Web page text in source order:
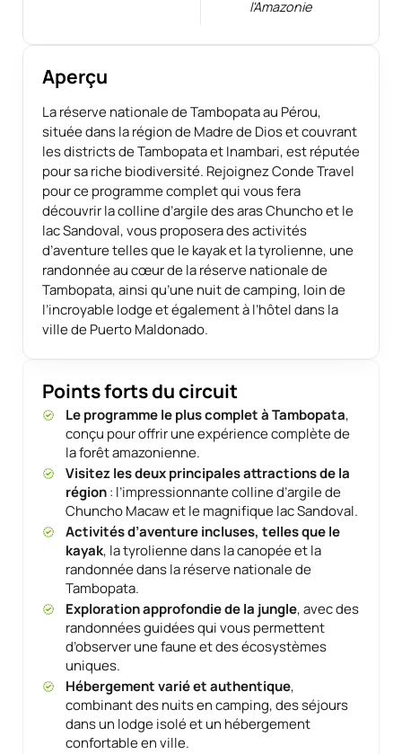
l'Amazonie
Aperçu
La réserve nationale de Tambopata au Pérou,
située dans la région de Madre de Dios et couvrant
les districts de Tambopata et Inambari, est réputée
pour sa riche biodiversité. Rejoignez Conde Travel
pour ce programme complet qui vous fera
découvrir la colline d’argile des aras Chuncho et le
lac Sandoval, vous proposera des activités
d’aventure telles que le kayak et la tyrolienne, une
randonnée au cœur de la réserve nationale de
Tambopata, ainsi qu’une nuit de camping, loin de
l’incroyable lodge et également à l’hôtel dans la
ville de Puerto Maldonado.
Points forts du circuit
Le programme le plus complet à Tambopata,
conçu pour offrir une expérience complète de
la forêt amazonienne.
Visitez les deux principales attractions de la
région: l’impressionnante colline d’argile de
Chuncho Macaw et le magnifique lac Sandoval.
Activités d’aventure incluses, telles que le
kayak, la tyrolienne dans la canopée et la
randonnée dans la réserve nationale de
Tambopata.
Exploration approfondie de la jungle, avec des
randonnées guidées qui vous permettent
d’observer une faune et des écosystèmes
uniques.
Hébergement varié et authentique,
combinant des nuits en camping, des séjours
dans un lodge isolé et un hébergement
confortable en ville.